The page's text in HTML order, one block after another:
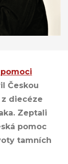
Českou
diecéze
Zeptali
pomoc
tamních